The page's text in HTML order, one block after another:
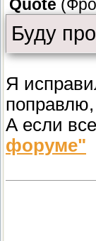
Quote (
Буду
Я
поправлю,
А если
форуме"